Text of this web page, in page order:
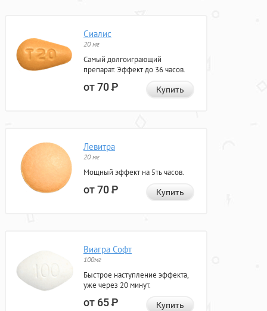
Сиалис
20 мг
Самый долгоиграющий
препарат. Эффект до 36 часов.
от 70Р Купить
Левитра
20 мг
Мощный эффект на 5ть часов.
от 70Р Купить
Виагра Софт
100мг
Быстрое наступление эффекта,
уже через 20 минут.
от 65Р Купить